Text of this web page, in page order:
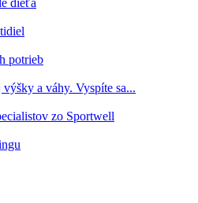
potrieb
a váhy. Vyspíte sa...
zo Sportwell